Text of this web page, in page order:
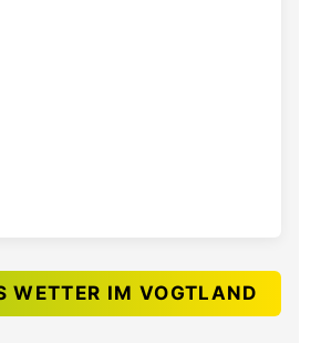
WETTER IM VOGTLAND